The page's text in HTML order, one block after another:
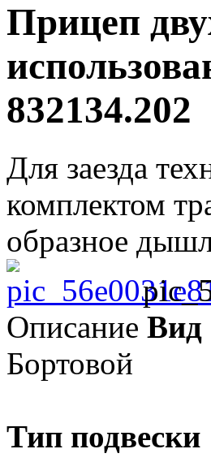
Прицеп
832134.202
Для заезда
комплектом
образное
Описание Вид
Бортовой
Тип подвески